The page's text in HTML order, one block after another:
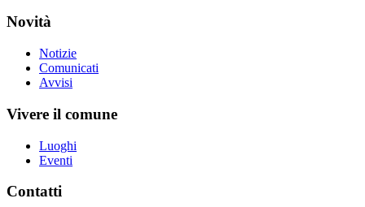
Novità
Notizie
Comunicati
Avvisi
Vivere il comune
Luoghi
Eventi
Contatti